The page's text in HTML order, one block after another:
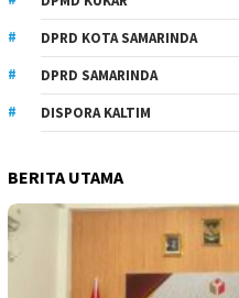
DPRD KOTA SAMARINDA
DPRD SAMARINDA
DISPORA KALTIM
BERITA UTAMA